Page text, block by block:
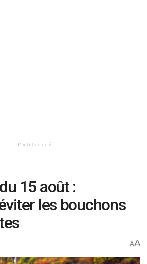
Publicité
15 août :
les bouchons
AA